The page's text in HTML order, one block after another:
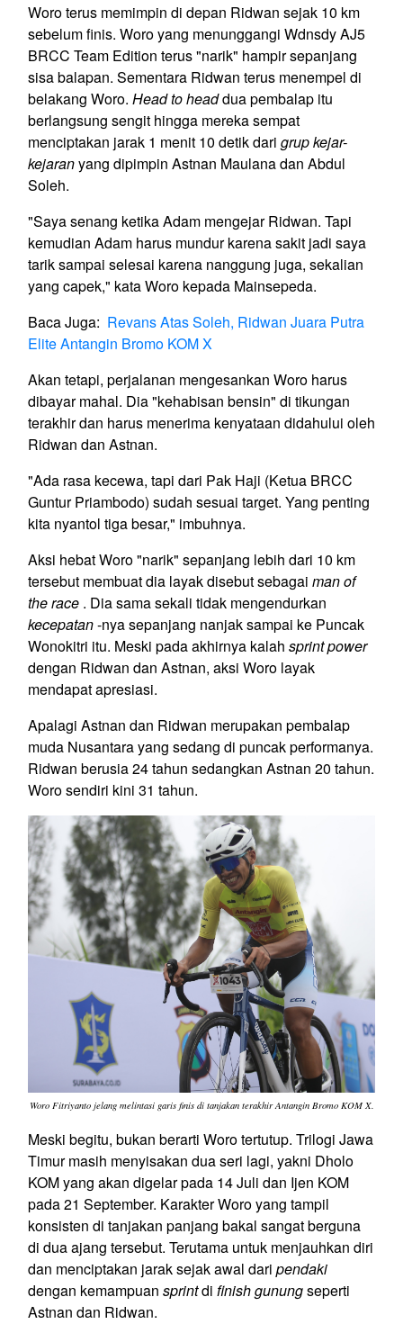
Woro terus memimpin di depan Ridwan sejak 10 km
sebelum finis. Woro yang menunggangi Wdnsdy AJ5
BRCC Team Edition terus "narik" hampir sepanjang
sisa balapan. Sementara Ridwan terus menempel di
belakang Woro. Head to headdua pembalap itu
berlangsung sengit hingga mereka sempat
menciptakan jarak 1 menit 10 detik dari grup kejar-
kejaranyang dipimpin Astnan Maulana dan Abdul
Soleh.
"Saya senang ketika Adam mengejar Ridwan. Tapi
kemudian Adam harus mundur karena sakit jadi saya
tarik sampai selesai karena nanggung juga, sekalian
yang capek," kata Woro kepada Mainsepeda.
Baca Juga: Revans Atas Soleh, Ridwan Juara Putra
Elite Antangin Bromo KOM X
Akan tetapi, perjalanan mengesankan Woro harus
dibayar mahal. Dia "kehabisan bensin" di tikungan
terakhir dan harus menerima kenyataan didahului oleh
Ridwan dan Astnan.
"Ada rasa kecewa, tapi dari Pak Haji (Ketua BRCC
Guntur Priambodo) sudah sesuai target. Yang penting
kita nyantol tiga besar," imbuhnya.
Aksi hebat Woro "narik" sepanjang lebih dari 10 km
tersebut membuat dia layak disebut sebagai man of
the race . Dia sama sekali tidak mengendurkan
kecepatan-nya sepanjang nanjak sampai ke Puncak
Wonokitri itu. Meski pada akhirnya kalah sprint power
dengan Ridwan dan Astnan, aksi Woro layak
mendapat apresiasi.
Apalagi Astnan dan Ridwan merupakan pembalap
muda Nusantara yang sedang di puncak performanya.
Ridwan berusia 24 tahun sedangkan Astnan 20 tahun.
Woro sendiri kini 31 tahun.
Woro Fitriyanto jelang melintasi garis finis di tanjakan terakhir Antangin Bromo KOM X.
Meski begitu, bukan berarti Woro tertutup. Trilogi Jawa
Timur masih menyisakan dua seri lagi, yakni Dholo
KOM yang akan digelar pada 14 Juli dan Ijen KOM
pada 21 September. Karakter Woro yang tampil
konsisten di tanjakan panjang bakal sangat berguna
di dua ajang tersebut. Terutama untuk menjauhkan diri
dan menciptakan jarak sejak awal dari pendaki
dengan kemampuan sprintdi finish gunungseperti
Astnan dan Ridwan.